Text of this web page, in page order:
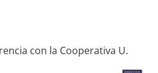
con la Cooperativa U.